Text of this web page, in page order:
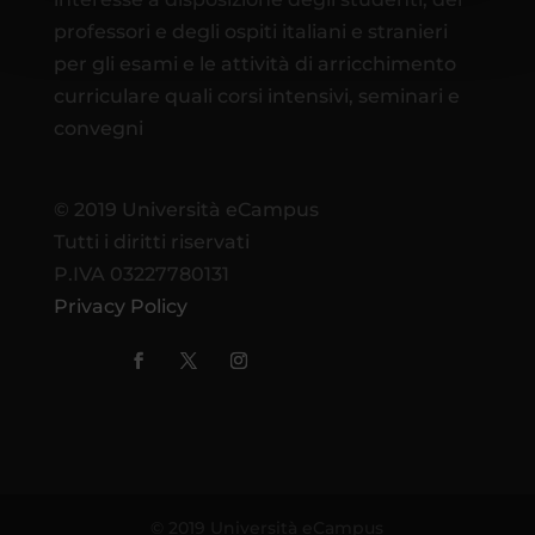
professori e degli ospiti italiani e stranieri
per gli esami e le attività di arricchimento
curriculare quali corsi intensivi, seminari e
convegni
© 2019 Università eCampus
Tutti i diritti riservati
P.IVA 03227780131
Privacy Policy